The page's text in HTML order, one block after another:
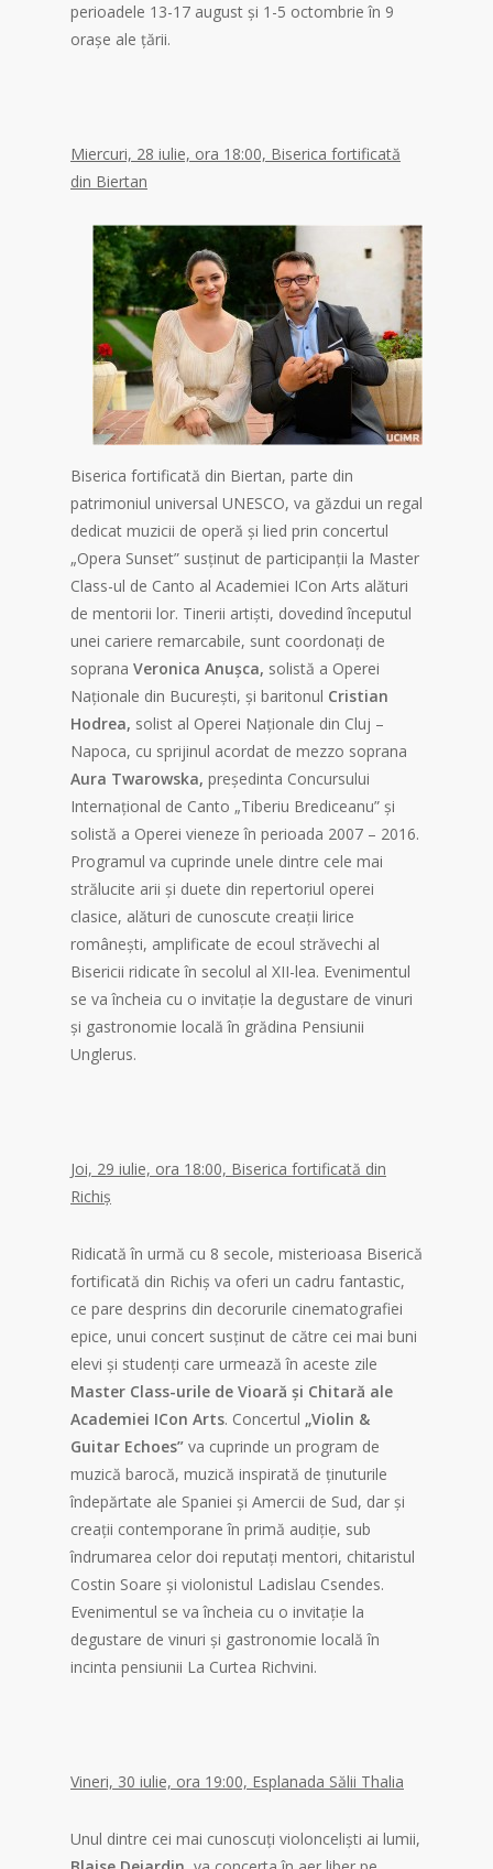
perioadele 13-17 august şi 1-5 octombrie în 9
oraşe ale ţării.
Miercuri, 28 iulie, ora 18:00, Biserica fortificată
din Biertan
Biserica fortificată din Biertan, parte din
patrimoniul universal UNESCO, va găzdui un regal
dedicat muzicii de operă și lied prin concertul
„Opera Sunset” susținut de participanții la Master
Class-ul de Canto al Academiei ICon Arts alături
de mentorii lor. Tinerii artiști, dovedind începutul
unei cariere remarcabile, sunt coordonați de
soprana Veronica Anușca, solistă a Operei
Naționale din București, și baritonul Cristian
Hodrea, solist al Operei Naționale din Cluj –
Napoca, cu sprijinul acordat de mezzo soprana
Aura Twarowska, președinta Concursului
Internațional de Canto „Tiberiu Brediceanu” și
solistă a Operei vieneze în perioada 2007 – 2016.
Programul va cuprinde unele dintre cele mai
strălucite arii și duete din repertoriul operei
clasice, alături de cunoscute creații lirice
românești, amplificate de ecoul străvechi al
Bisericii ridicate în secolul al XII-lea. Evenimentul
se va încheia cu o invitație la degustare de vinuri
și gastronomie locală în grădina Pensiunii
Unglerus.
Joi, 29 iulie, ora 18:00, Biserica fortificată din
Richiș
Ridicată în urmă cu 8 secole, misterioasa Biserică
fortificată din Richiș va oferi un cadru fantastic,
ce pare desprins din decorurile cinematografiei
epice, unui concert susținut de către cei mai buni
elevi și studenți care urmează în aceste zile
Master Class-urile de Vioară și Chitară ale
Academiei ICon Arts. Concertul „Violin &
Guitar Echoes” va cuprinde un program de
muzică barocă, muzică inspirată de ținuturile
îndepărtate ale Spaniei și Amercii de Sud, dar și
creații contemporane în primă audiție, sub
îndrumarea celor doi reputați mentori, chitaristul
Costin Soare și violonistul Ladislau Csendes.
Evenimentul se va încheia cu o invitație la
degustare de vinuri și gastronomie locală în
incinta pensiunii La Curtea Richvini.
Vineri, 30 iulie, ora 19:00, Esplanada Sălii Thalia
Unul dintre cei mai cunoscuți violonceliști ai lumii,